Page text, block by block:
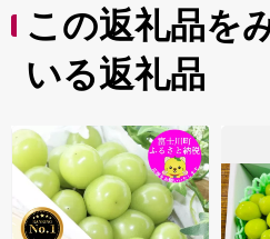
この返礼品を
いる返礼品